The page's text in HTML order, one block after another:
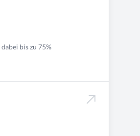
bis zu 75%